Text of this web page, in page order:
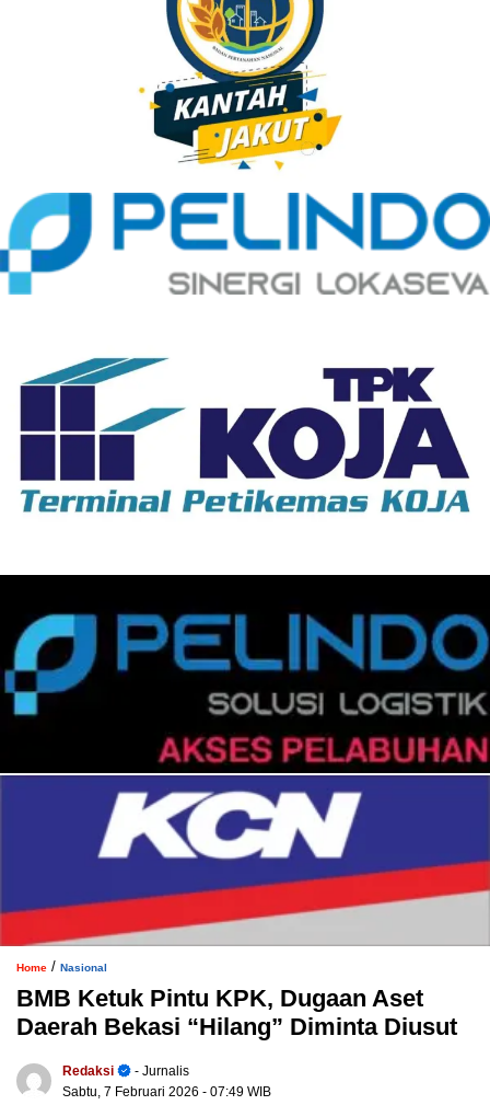
Home / Nasional
BMB Ketuk Pintu KPK, Dugaan Aset
Daerah Bekasi “Hilang” Diminta Diusut
Redaksi
- Jurnalis
Sabtu, 7 Februari 2026 - 07:49 WIB